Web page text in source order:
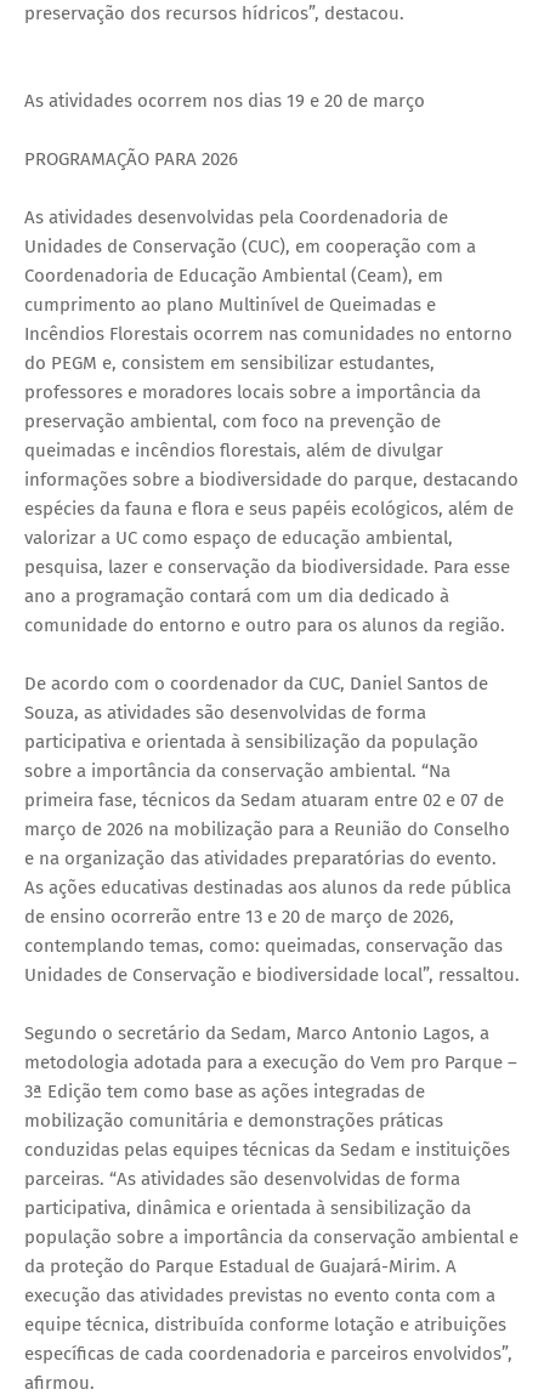
preservação dos recursos hídricos”, destacou.
As atividades ocorrem nos dias 19 e 20 de março
PROGRAMAÇÃO PARA 2026
As atividades desenvolvidas pela Coordenadoria de
Unidades de Conservação (CUC), em cooperação com a
Coordenadoria de Educação Ambiental (Ceam), em
cumprimento ao plano Multinível de Queimadas e
Incêndios Florestais ocorrem nas comunidades no entorno
do PEGM e, consistem em sensibilizar estudantes,
professores e moradores locais sobre a importância da
preservação ambiental, com foco na prevenção de
queimadas e incêndios florestais, além de divulgar
informações sobre a biodiversidade do parque, destacando
espécies da fauna e flora e seus papéis ecológicos, além de
valorizar a UC como espaço de educação ambiental,
pesquisa, lazer e conservação da biodiversidade. Para esse
ano a programação contará com um dia dedicado à
comunidade do entorno e outro para os alunos da região.
De acordo com o coordenador da CUC, Daniel Santos de
Souza, as atividades são desenvolvidas de forma
participativa e orientada à sensibilização da população
sobre a importância da conservação ambiental. “Na
primeira fase, técnicos da Sedam atuaram entre 02 e 07 de
março de 2026 na mobilização para a Reunião do Conselho
e na organização das atividades preparatórias do evento.
As ações educativas destinadas aos alunos da rede pública
de ensino ocorrerão entre 13 e 20 de março de 2026,
contemplando temas, como: queimadas, conservação das
Unidades de Conservação e biodiversidade local”, ressaltou.
Segundo o secretário da Sedam, Marco Antonio Lagos, a
metodologia adotada para a execução do Vem pro Parque –
3ª Edição tem como base as ações integradas de
mobilização comunitária e demonstrações práticas
conduzidas pelas equipes técnicas da Sedam e instituições
parceiras. “As atividades são desenvolvidas de forma
participativa, dinâmica e orientada à sensibilização da
população sobre a importância da conservação ambiental e
da proteção do Parque Estadual de Guajará-Mirim. A
execução das atividades previstas no evento conta com a
equipe técnica, distribuída conforme lotação e atribuições
específicas de cada coordenadoria e parceiros envolvidos”,
afirmou.